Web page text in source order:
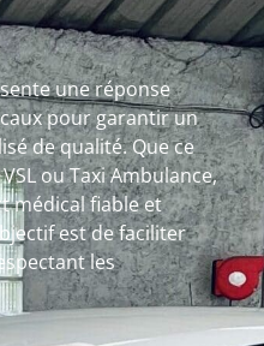
une réponse
pour garantir un
de qualité. Que ce
ou Taxi Ambulance,
médical fiable et
est de faciliter
les